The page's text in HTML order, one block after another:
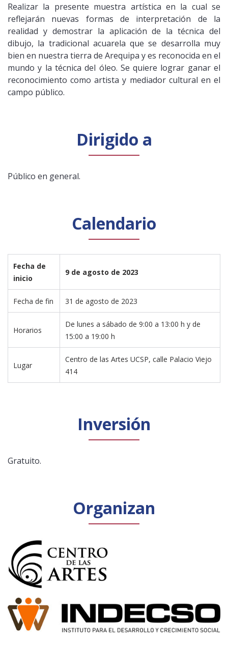
Realizar la presente muestra artística en la cual se
reflejarán nuevas formas de interpretación de la
realidad y demostrar la aplicación de la técnica del
dibujo, la tradicional acuarela que se desarrolla muy
bien en nuestra tierra de Arequipa y es reconocida en el
mundo y la técnica del óleo. Se quiere lograr ganar el
reconocimiento como artista y mediador cultural en el
campo público.
Dirigido a
Público en general.
Calendario
Fecha de
inicio
9 de agosto de 2023
Fecha de fin 31 de agosto de 2023
Horarios
De lunes a sábado de 9:00 a 13:00 h y de
15:00 a 19:00 h
Lugar
Centro de las Artes UCSP, calle Palacio Viejo
414
Inversión
Gratuito.
Organizan